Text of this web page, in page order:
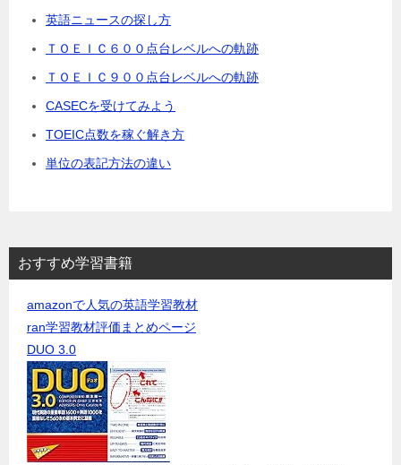
英語ニュースの探し方
ＴＯＥＩＣ６００点台レベルへの軌跡
ＴＯＥＩＣ９００点台レベルへの軌跡
CASECを受けてみよう
TOEIC点数を稼ぐ解き方
単位の表記方法の違い
おすすめ学習書籍
amazonで人気の英語学習教材
ran学習教材評価まとめページ
DUO 3.0